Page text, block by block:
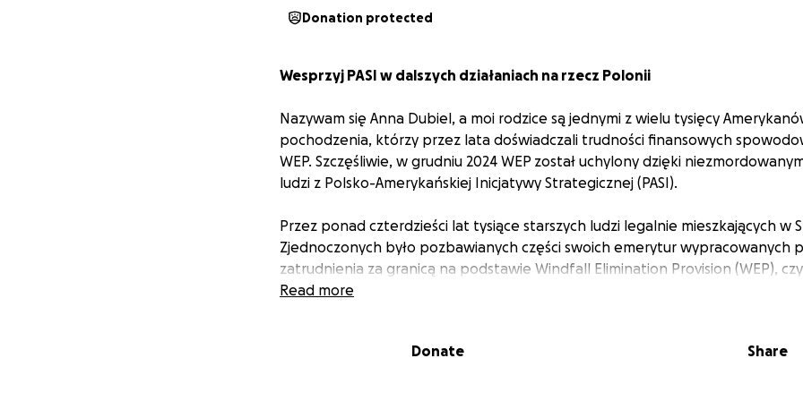
Donation protected
Wesprzyj PASI w dalszych działaniach na rzecz Polonii
Nazywam się Anna Dubiel, a moi rodzice są jednymi z wielu tysięcy
pochodzenia, którzy przez lata doświadczali trudności finansowych
WEP. Szczęśliwie, w grudniu 2024 WEP został uchylony dzięki
ludzi z Polsko-Amerykańskiej Inicjatywy Strategicznej (PASI).
Przez ponad czterdzieści lat tysiące starszych ludzi legalnie mieszkających w
Zjednoczonych było pozbawianych części swoich emerytur wypracowanych
zatrudnienia za granicą na podstawie Windfall Elimination Provision (WEP),
Eliminacji Dodatkowych Dochodów. To prawo federalne przyczyniało się do
Pozostanę na zawsze wdzięczna PASI, która przez cztery lata nieustępliwie
Read more
Donate Share